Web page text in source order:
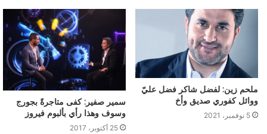
ملحم زين: لفضل شاكر فضل عليّ
ووائل كفوري صديق وأخ
5 نوفمبر، 2021
سمير صفير: كفى متاجرةً بجورج
وسوف وهذا رأي بألبوم فيروز
25 أكتوبر، 2017